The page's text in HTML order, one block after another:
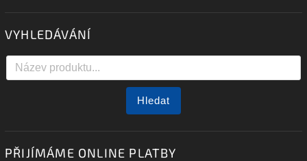
VYHLEDÁVÁNÍ
Hledat
PŘIJÍMÁME ONLINE PLATBY